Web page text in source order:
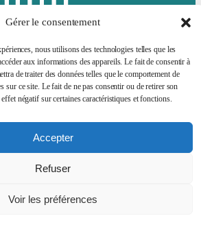
Gérer le consentement
nous utilisons des technologies telles que les
aux informations des appareils. Le fait de consentir à
de traiter des données telles que le comportement de
sur ce site. Le fait de ne pas consentir ou de retirer son
négatif sur certaines caractéristiques et fonctions.
Accepter
Refuser
Voir les préférences